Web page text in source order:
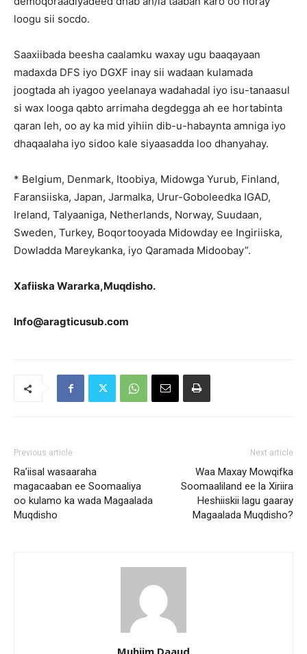
loogu sii socdo.
Saaxiibada beesha caalamku waxay ugu baaqayaan
madaxda DFS iyo DGXF inay sii wadaan kulamada
joogtada ah iyagoo yeelanaya wadahadal iyo isu-tanaasul
si wax looga qabto arrimaha degdegga ah ee hortabinta
qaran leh, oo ay ka mid yihiin dib-u-habaynta amniga iyo
dhaqaalaha iyo sidoo kale siyaasadda loo dhanyahay.
* Belgium, Denmark, Itoobiya, Midowga Yurub, Finland,
Faransiiska, Japan, Jarmalka, Urur-Goboleedka IGAD,
Ireland, Talyaaniga, Netherlands, Norway, Suudaan,
Sweden, Turkey, Boqortooyada Midowday ee Ingiriiska,
Dowladda Mareykanka, iyo Qaramada Midoobay”.
Xafiiska Wararka,Muqdisho.
Info@aragticusub.com
Previous article
Ra’iisal wasaaraha
magacaaban ee Soomaaliya
oo kulamo ka wada Magaalada
Muqdisho
Next article
Waa Maxay Mowqifka
Soomaaliland ee la Xiriira
Heshiiskii lagu gaaray
Magaalada Muqdisho?
Muhiim Daaud